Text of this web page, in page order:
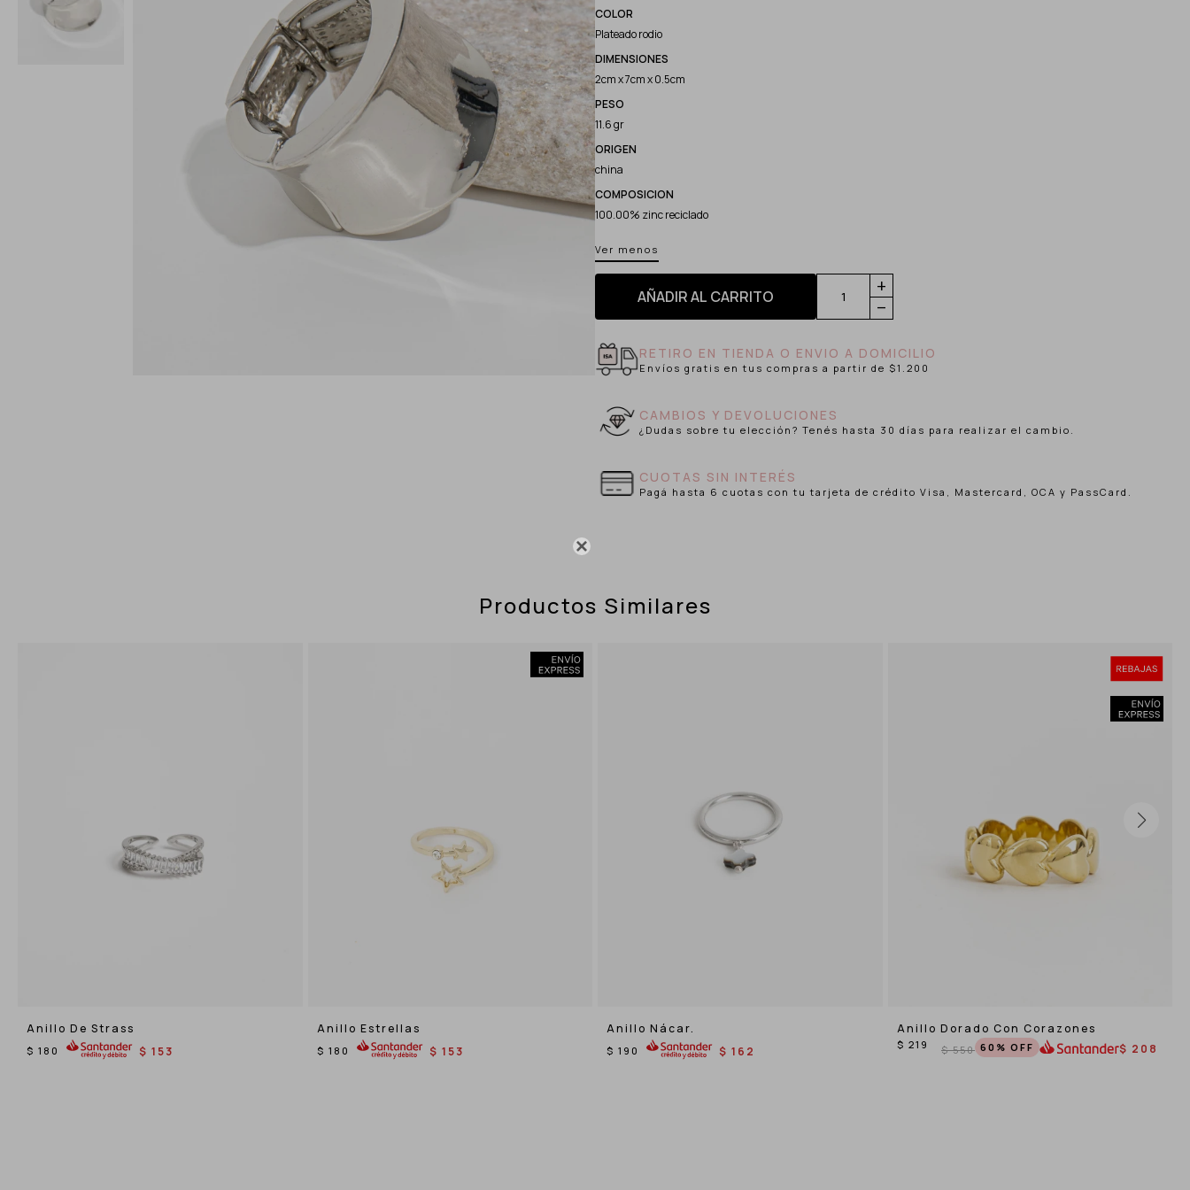

COLOR
Plateado rodio
DIMENSIONES
2cm x 7cm x 0.5cm
PESO
11.6 gr
ORIGEN
china
COMPOSICION
100.00% zinc reciclado
Ver menos
AÑADIR AL CARRITO
add
remove
RETIRO EN TIENDA O ENVIO A DOMICILIO
Envíos gratis en tus compras a partir de $1.200
CAMBIOS Y DEVOLUCIONES
¿Dudas sobre tu elección? Tenés hasta 30 días para realizar el cambio.
CUOTAS SIN INTERÉS
Pagá hasta 6 cuotas con tu tarjeta de crédito Visa, Mastercard, OCA y PassCard.
Productos Similares
Anillo De Strass
$ 180 $ 153
Anillo Estrellas
$ 180 $ 153
Anillo Nácar.
$ 190 $ 162
Anillo Dorado Con Corazones
$ 219 $ 550 60 $ 208